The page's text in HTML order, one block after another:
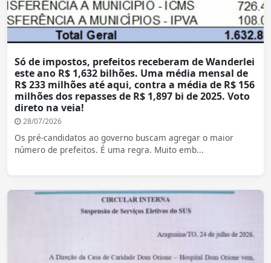
Só de impostos, prefeitos receberam de Wanderlei
este ano R$ 1,632 bilhões. Uma média mensal de
R$ 233 milhões até aqui, contra a média de R$ 156
milhões dos repasses de R$ 1,897 bi de 2025. Voto
direto na veia!
28/07/2026
Os pré-candidatos ao governo buscam agregar o maior
número de prefeitos. É uma regra. Muito emb...